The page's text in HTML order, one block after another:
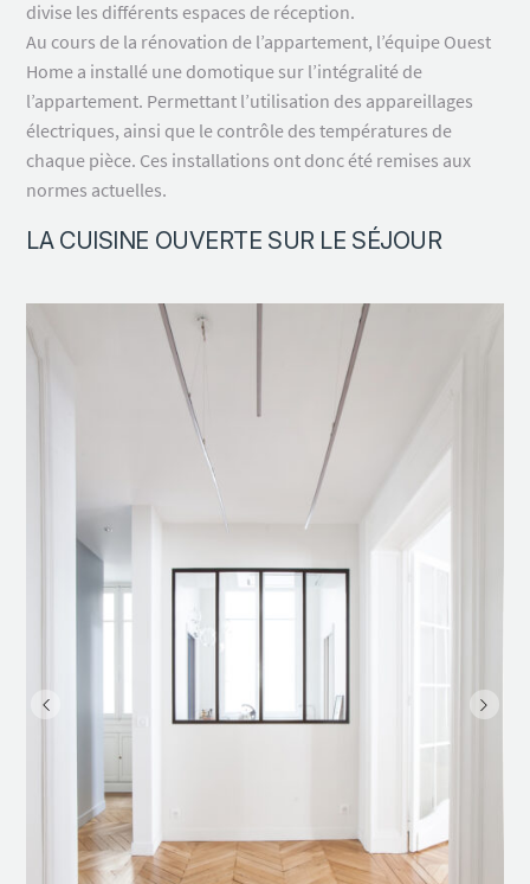
divise les différents espaces de réception.
Au cours de la rénovation de l’appartement, l’équipe Ouest
Home a installé une domotique sur l’intégralité de
l’appartement. Permettant l’utilisation des appareillages
électriques, ainsi que le contrôle des températures de
chaque pièce. Ces installations ont donc été remises aux
normes actuelles.
LA CUISINE OUVERTE SUR LE SÉJOUR